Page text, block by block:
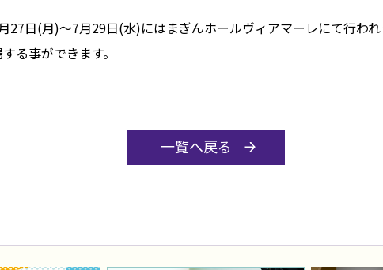
27日(月)～7月29日(水)にはまぎんホールヴィアマーレにて行わ
る事ができます。
一覧へ戻る